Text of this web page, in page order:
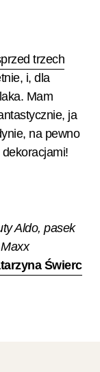
trzech
i, dla
Mam
ja
na pewno
Aldo, pasek
Świerc